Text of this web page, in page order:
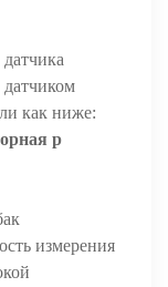
датчиком
как ниже:
р
измерения